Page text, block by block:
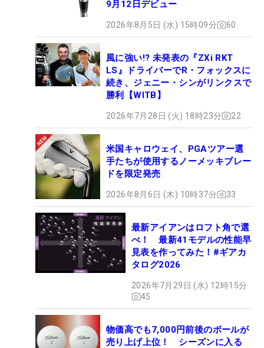
9月12日デビュー
2026年8月5日 (水) 15時09分 60
風に強い!? 未発表の『ZXi RKT
LS』ドライバーでR・フォックスに
続き、ジェニー・シンがリンクスで
勝利【WITB】
2026年7月28日 (火) 18時23分 22
米国キャロウェイ、PGAツアー選
手たちが使用するノーメッキブレー
ドを限定発売
2026年8月6日 (木) 10時37分 33
最新アイアンはロフト角で選
べ！ 最新41モデルの性能早
見表を作ってみた！#ギアカ
タログ2026
2026年7月29日 (水) 12時15分
45
物価高でも7,000円前後のボールが
売り上げ上位！ シーズンに入る